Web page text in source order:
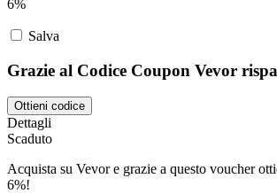
6%
Salva
Grazie al Codice Coupon Vevor
Ottieni codice
Dettagli
Scaduto
Acquista su Vevor e grazie a questo voucher
6%!